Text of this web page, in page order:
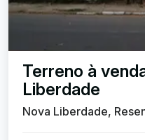
Terreno à
Liberdade
Nova Liberdade,